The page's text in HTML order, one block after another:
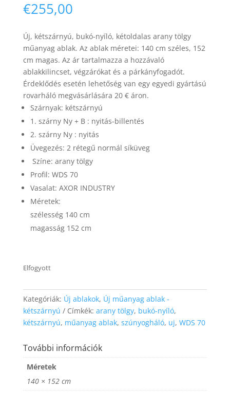
€255,00
Új, kétszárnyú, bukó-nyíló, kétoldalas arany tölgy
műanyag ablak. Az ablak méretei: 140 cm széles, 152
cm magas. Az ár tartalmazza a hozzávaló
ablakkilincset, végzárókat és a párkányfogadót.
Érdeklődés esetén lehetőség van egy egyedi gyártású
rovarháló megvásárlására 20 € áron.
Szárnyak: kétszárnyú
1. szárny Ny + B : nyitás-billentés
2. szárny Ny : nyitás
Üvegezés: 2 rétegű normál síküveg
Színe: arany tölgy
Profil: WDS 70
Vasalat: AXOR INDUSTRY
Méretek:
szélesség 140 cm
magasság 152 cm
Elfogyott
Kategóriák: Új ablakok, Új műanyag ablak -
kétszárnyú
Címkék: arany tölgy, bukó-nyíló,
kétszárnyú, műanyag ablak, szúnyogháló, uj, WDS 70
További információk
Méretek
140 × 152 cm
Necessary
These
cookies are
not
optional.
They are
needed for
to function.
Statistics
Experience
In order for
our website
to perform
during your